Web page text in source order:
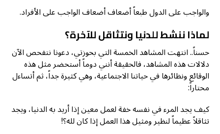
والواجب على الدول طبعاً أضعاف أضعاف الواجب على الأفراد.
لماذا ننشط للدنيا ونتثاقل للآخرة؟
حسناً.. انتهت المشاهد الخمسة التي بحوزتي، دعونا نتفحص الآن
دلالات هذه المشاهد، فالحقيقة أنني دوماً أستحضر مثل هذه
الوقائع ونظائرها في حياتنا الاجتماعية، وهي كثيرة جداً، ثم أتساءل
محتاراً:
كيف يجد المرء في نفسه خفة لعمل معين إذا أريد به الدنيا، ويجد
تثاقلاً عظيماً لنظير ومثيل هذا العمل إذا كان لله؟!